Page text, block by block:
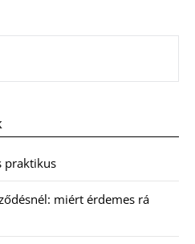
praktikus
miért érdemes rá